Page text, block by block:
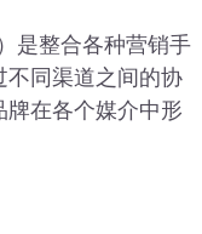
整合各种营销手
同渠道之间的协
在各个媒介中形